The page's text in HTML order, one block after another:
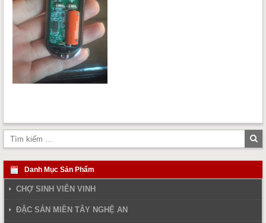
Danh Mục Sản Phẩm
CHỢ SINH VIÊN VINH
ĐẶC SẢN MIỀN TÂY NGHỆ AN